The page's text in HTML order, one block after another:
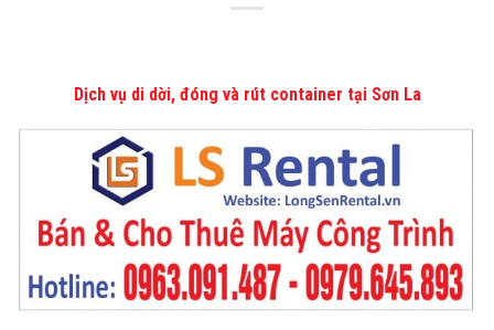
Dịch vụ di dời, đóng và rút container tại Sơn La